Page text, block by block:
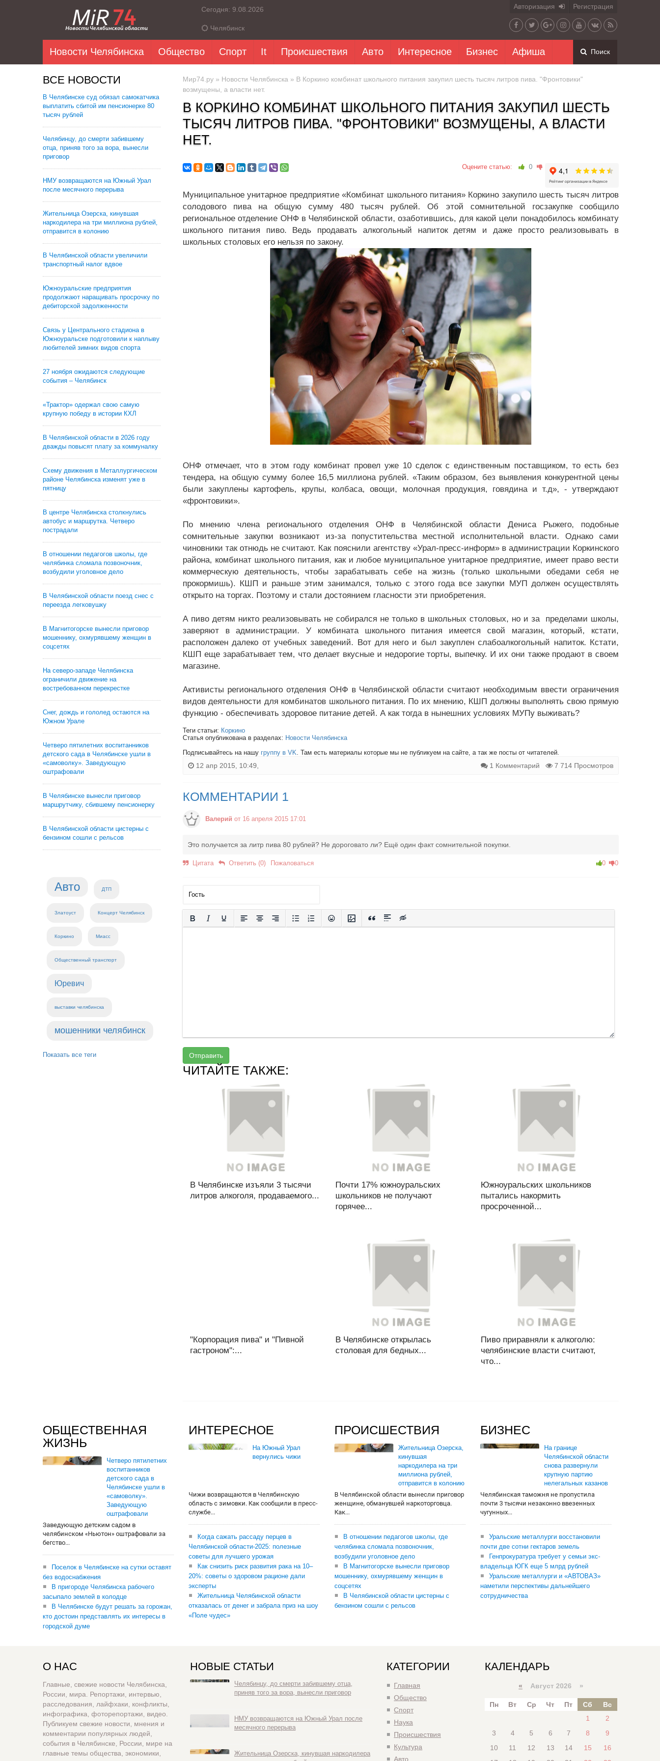
Сегодня: 9.08.2026
Челябинск
Авторизация Регистрация
Новости Челябинска Общество Спорт It Происшествия Авто Интересное Бизнес Афиша Поиск
ВСЕ НОВОСТИ
В Челябинске суд обязал самокатчика
выплатить сбитой им пенсионерке 80
тысяч рублей
Челябинцу, до смерти забившему
отца, приняв того за вора, вынесли
приговор
НМУ возвращаются на Южный Урал
после месячного перерыва
Жительница Озерска, кинувшая
наркодилера на три миллиона рублей,
отправится в колонию
В Челябинской области увеличили
транспортный налог вдвое
Южноуральские предприятия
продолжают наращивать просрочку по
дебиторской задолженности
Связь у Центрального стадиона в
Южноуральске подготовили к наплыву
любителей зимних видов спорта
27 ноября ожидаются следующие
события – Челябинск
«Трактор» одержал свою самую
крупную победу в истории КХЛ
В Челябинской области в 2026 году
дважды повысят плату за коммуналку
Схему движения в Металлургическом
районе Челябинска изменят уже в
пятницу
В центре Челябинска столкнулись
автобус и маршрутка. Четверо
пострадали
В отношении педагогов школы, где
челябинка сломала позвоночник,
возбудили уголовное дело
В Челябинской области поезд снес с
переезда легковушку
В Магнитогорске вынесли приговор
мошеннику, охмурявшему женщин в
соцсетях
На северо-западе Челябинска
ограничили движение на
востребованном перекрестке
Снег, дождь и гололед остаются на
Южном Урале
Четверо пятилетних воспитанников
детского сада в Челябинске ушли в
«самоволку». Заведующую
оштрафовали
В Челябинске вынесли приговор
маршрутчику, сбившему пенсионерку
В Челябинской области цистерны с
бензином сошли с рельсов
Авто ДТП
Златоуст Концерт Челябинск
Коркино Миасс
Общественный транспорт
Юревич
выставки челябинска
мошенники челябинск
Показать все теги
Мир74.ру » Новости Челябинска » В Коркино комбинат школьного питания закупил шесть тысяч литров пива. "Фронтовики"
возмущены, а власти нет.
В КОРКИНО КОМБИНАТ ШКОЛЬНОГО ПИТАНИЯ ЗАКУПИЛ ШЕСТЬ
ТЫСЯЧ ЛИТРОВ ПИВА. "ФРОНТОВИКИ" ВОЗМУЩЕНЫ, А ВЛАСТИ
НЕТ.
Оцените статью: 0
Муниципальное унитарное предприятие «Комбинат школьного питания» Коркино закупило шесть тысяч литров
солодового пива на общую сумму 480 тысяч рублей. Об этой сомнительной госзакупке сообщило
региональное отделение ОНФ в Челябинской области, озаботившись, для какой цели понадобилось комбинату
школьного питания пиво. Ведь продавать алкогольный напиток детям и даже просто реализовывать в
школьных столовых его нельзя по закону.
ОНФ отмечает, что в этом году комбинат провел уже 10 сделок с единственным поставщиком, то есть без
тендера, на общую сумму более 16,5 миллиона рублей. «Таким образом, без выявления конкурентной цены
были закуплены картофель, крупы, колбаса, овощи, молочная продукция, говядина и т.д», - утверждают
«фронтовики».
По мнению члена регионального отделения ОНФ в Челябинской области Дениса Рыжего, подобные
сомнительные закупки возникают из-за попустительства местной исполнительной власти. Однако сами
чиновники так отнюдь не считают. Как пояснили агентству «Урал-пресс-информ» в администрации Коркинского
района, комбинат школьного питания, как и любое муниципальное унитарное предприятие, имеет право вести
коммерческую деятельность, чтобы зарабатывать себе на жизнь (только школьными обедами себя не
прокормишь). КШП и раньше этим занимался, только с этого года все закупки МУП должен осуществлять
открыто на торгах. Поэтому и стали достоянием гласности эти приобретения.
А пиво детям никто реализовывать не собирался не только в школьных столовых, но и за пределами школы,
заверяют в администрации. У комбината школьного питания имеется свой магазин, который, кстати,
расположен далеко от учебных заведений. Вот для него и был закуплен слабоалкогольный напиток. Кстати,
КШП еще зарабатывает тем, что делает вкусные и недорогие торты, выпечку. И их они также продают в своем
магазине.
Активисты регионального отделения ОНФ в Челябинской области считают необходимым ввести ограничения
видов деятельности для комбинатов школьного питания. По их мнению, КШП должны выполнять свою прямую
функцию - обеспечивать здоровое питание детей. А как тогда в нынешних условиях МУПу выживать?
Теги статьи: Коркино
Статья опубликована в разделах: Новости Челябинска
Подписывайтесь на нашу группу в VK . Там есть материалы которые мы не публикуем на сайте, а так же посты от читателей.
12 апр 2015, 10:49, 1 Комментарий 7 714 Просмотров
КОММЕНТАРИИ 1
Валерий от 16 апреля 2015 17:01
Это получается за литр пива 80 рублей? Не дороговато ли? Ещё один факт сомнительной покупки.
Цитата Ответить (0) Пожаловаться 0 0
Отправить
ЧИТАЙТЕ ТАКЖЕ:
В Челябинске изъяли 3 тысячи
литров алкоголя, продаваемого...
Почти 17% южноуральских
школьников не получают
горячее...
Южноуральских школьников
пытались накормить
просроченной...
"Корпорация пива" и "Пивной
гастроном":...
В Челябинске открылась
столовая для бедных...
Пиво приравняли к алкоголю:
челябинские власти считают,
что...
ОБЩЕСТВЕННАЯ
ЖИЗНЬ
Четверо пятилетних
воспитанников
детского сада в
Челябинске ушли в
«самоволку».
Заведующую
оштрафовали
Заведующую детским садом в
челябинском «Ньютон» оштрафовали за
бегство...
Поселок в Челябинске на сутки оставят
без водоснабжения
В пригороде Челябинска рабочего
засыпало землей в колодце
В Челябинске будут решать за горожан,
кто достоин представлять их интересы в
городской думе
ИНТЕРЕСНОЕ
На Южный Урал
вернулись чижи
Чижи возвращаются в Челябинскую
область с зимовки. Как сообщили в пресс-
службе...
Когда сажать рассаду перцев в
Челябинской области-2025: полезные
советы для лучшего урожая
Как снизить риск развития рака на 10–
20%: советы о здоровом рационе дали
эксперты
Жительница Челябинской области
отказалась от денег и забрала приз на шоу
«Поле чудес»
ПРОИСШЕСТВИЯ
Жительница Озерска,
кинувшая
наркодилера на три
миллиона рублей,
отправится в колонию
В Челябинской области вынесли приговор
женщине, обманувшей наркоторговца.
Как...
В отношении педагогов школы, где
челябинка сломала позвоночник,
возбудили уголовное дело
В Магнитогорске вынесли приговор
мошеннику, охмурявшему женщин в
соцсетях
В Челябинской области цистерны с
бензином сошли с рельсов
БИЗНЕС
На границе
Челябинской области
снова развернули
крупную партию
нелегальных казанов
Челябинская таможня не пропустила
почти 3 тысячи незаконно ввезенных
чугунных...
Уральские металлурги восстановили
почти две сотни гектаров земель
Генпрокуратура требует у семьи экс-
владельца ЮГК еще 5 млрд рублей
Уральские металлурги и «АВТОВАЗ»
наметили перспективы дальнейшего
сотрудничества
О НАС
Главные, свежие новости Челябинска,
России, мира. Репортажи, интервью,
расследования, лайфхаки, конфликты,
инфографика, фоторепортажи, видео.
Публикуем свежие новости, мнения и
комментарии популярных людей,
события в Челябинске, России, мире на
главные темы общества, экономики,
НОВЫЕ СТАТЬИ
Челябинцу, до смерти забившему отца,
приняв того за вора, вынесли приговор
НМУ возвращаются на Южный Урал после
месячного перерыва
Жительница Озерска, кинувшая наркодилера
КАТЕГОРИИ
Главная
Общество
Спорт
Наука
Происшествия
Культура
Авто
КАЛЕНДАРЬ
« Август 2026 »
Пн Вт Ср Чт Пт Сб
Вс
1
2
3
4 5 6 7 8
9
10
11 12 13 14 15
16